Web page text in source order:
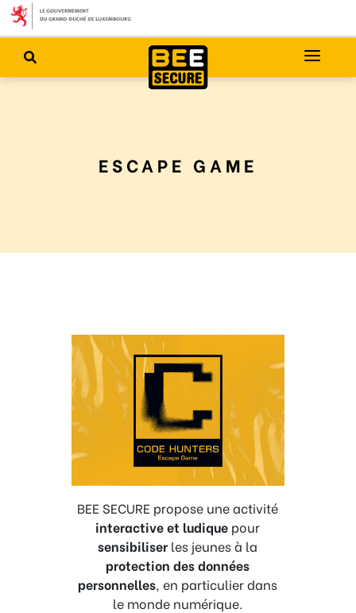
ESCAPE GAME
BEE SECURE propose une activité
interactive et ludique pour
sensibiliser les jeunes à la
protection des données
personnelles, en particulier dans
le monde numérique.